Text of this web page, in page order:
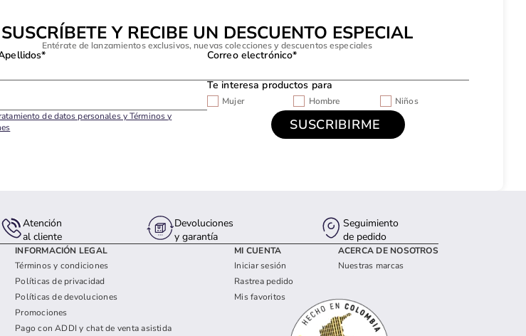
SUSCRÍBETE Y RECIBE UN DESCUENTO ESPECIAL
Entérate de lanzamientos exclusivos, nuevas colecciones y descuentos especiales
Correo electrónico*
Te interesa productos para
Mujer Hombre
Niños
de datos personales y Términos y
Atención
al cliente
Devoluciones
y garantía
Seguimiento
de pedido
INFORMACIÓN LEGAL
Términos y condiciones
Políticas de privacidad
Políticas de devoluciones
Promociones
Pago con ADDI y chat de venta asistida
MI CUENTA
Iniciar sesión
Rastrea pedido
Mis favoritos
ACERCA DE NOSOTROS
Nuestras marcas